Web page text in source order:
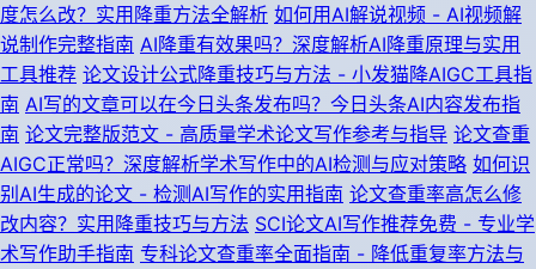
度怎么改？实用降重方法全解析 如何用AI解说视频 - AI视频解
说制作完整指南 AI降重有效果吗？深度解析AI降重原理与实用
工具推荐 论文设计公式降重技巧与方法 - 小发猫降AIGC工具指
南 AI写的文章可以在今日头条发布吗？今日头条AI内容发布指
南 论文完整版范文 - 高质量学术论文写作参考与指导 论文查重
AIGC正常吗？深度解析学术写作中的AI检测与应对策略 如何识
别AI生成的论文 - 检测AI写作的实用指南 论文查重率高怎么修
改内容？实用降重技巧与方法 SCI论文AI写作推荐免费 - 专业学
术写作助手指南 专科论文查重率全面指南 - 降低重复率方法与